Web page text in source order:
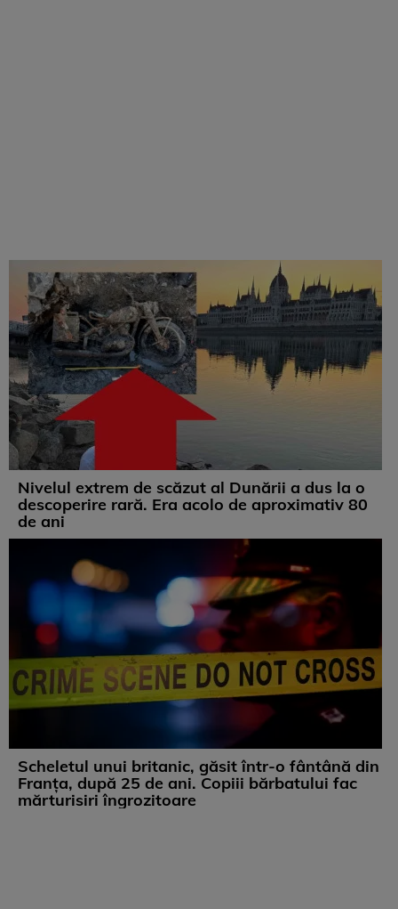
Nivelul extrem de scăzut al Dunării a dus la o
descoperire rară. Era acolo de aproximativ 80
de ani
Scheletul unui britanic, găsit într-o fântână din
Franța, după 25 de ani. Copiii bărbatului fac
mărturisiri îngrozitoare